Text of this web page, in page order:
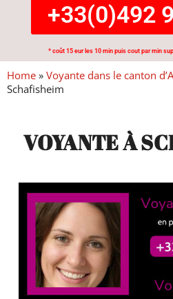
+33(0)492
* coût 15 eur les 10 min puis cout par min
Home » Voyante dans le canton
Schafisheim
VOYANTE À